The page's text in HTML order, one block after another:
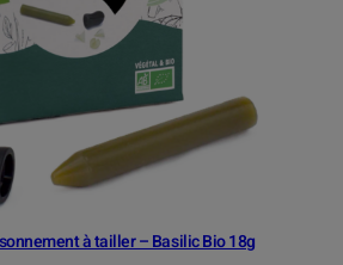
à tailler – Basilic Bio 18g